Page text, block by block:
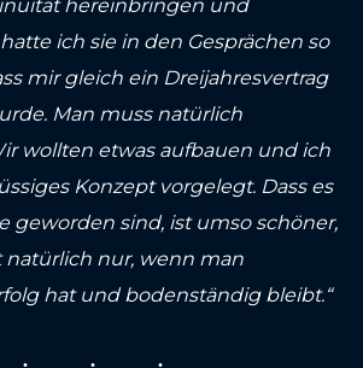
hereinbringen und
ich sie in den Gesprächen so
mir gleich ein Dreijahresvertrag
Man muss natürlich
wollten etwas aufbauen und ich
Konzept vorgelegt. Dass es
geworden sind, ist umso schöner,
natürlich nur, wenn man
hat und bodenständig bleibt.“